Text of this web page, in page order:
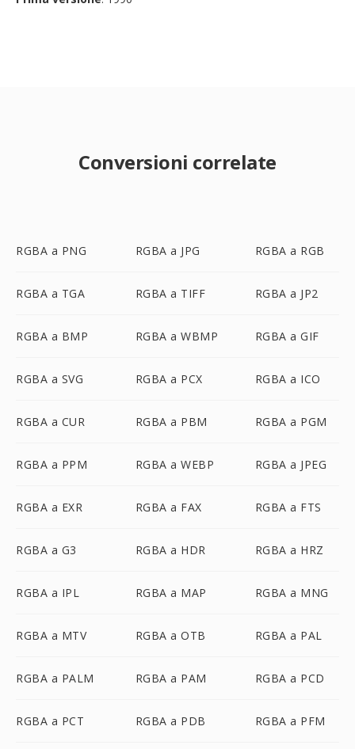
Conversioni correlate
RGBA a PNG RGBA a JPG RGBA a RGB
RGBA a TGA RGBA a TIFF RGBA a JP2
RGBA a BMP RGBA a WBMP RGBA a GIF
RGBA a SVG RGBA a PCX RGBA a ICO
RGBA a CUR RGBA a PBM RGBA a PGM
RGBA a PPM RGBA a WEBP RGBA a JPEG
RGBA a EXR RGBA a FAX RGBA a FTS
RGBA a G3 RGBA a HDR RGBA a HRZ
RGBA a IPL RGBA a MAP RGBA a MNG
RGBA a MTV RGBA a OTB RGBA a PAL
RGBA a PALM RGBA a PAM RGBA a PCD
RGBA a PCT RGBA a PDB RGBA a PFM